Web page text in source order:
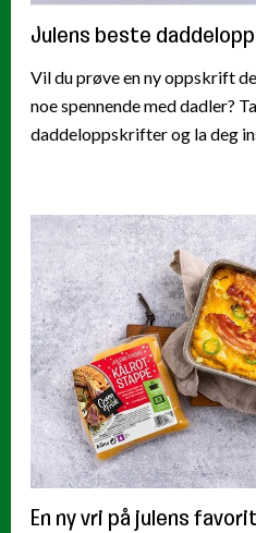
Julens beste
Vil du prøve en ny oppskrift
noe spennende med dadler?
daddeloppskrifter og la deg
En ny vri på julens